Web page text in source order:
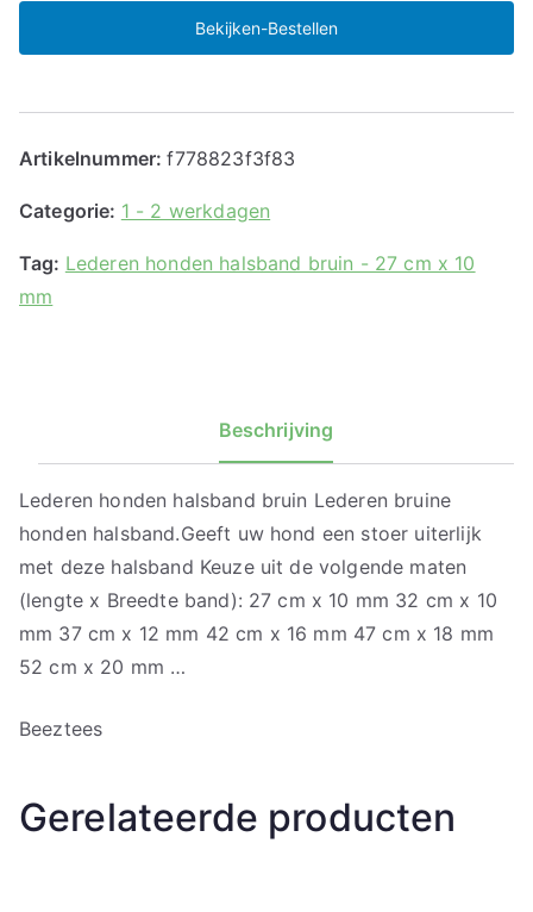
Bekijken-Bestellen
Artikelnummer:f778823f3f83
Categorie: 1 - 2 werkdagen
Tag: Lederen honden halsband bruin - 27 cm x 10
mm
Beschrijving
Lederen honden halsband bruin Lederen bruine
honden halsband.Geeft uw hond een stoer uiterlijk
met deze halsband Keuze uit de volgende maten
(lengte x Breedte band): 27 cm x 10 mm 32 cm x 10
mm 37 cm x 12 mm 42 cm x 16 mm 47 cm x 18 mm
52 cm x 20 mm …
Beeztees
Gerelateerde producten